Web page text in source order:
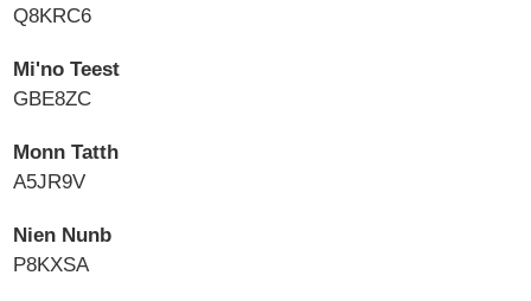
Q8KRC6
Mi'no Teest
GBE8ZC
Monn Tatth
A5JR9V
Nien Nunb
P8KXSA